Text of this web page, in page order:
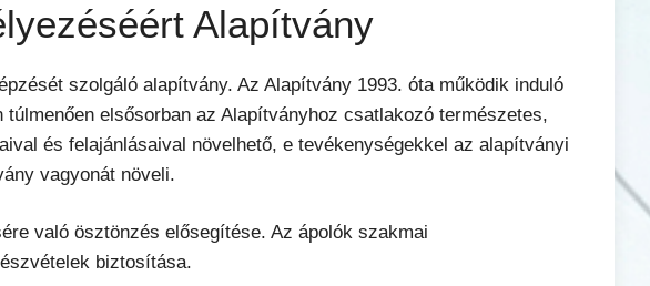
Alapítvány
szolgáló alapítvány. Az Alapítvány 1993. óta működik induló
elsősorban az Alapítványhoz csatlakozó természetes,
és felajánlásaival növelhető, e tevékenységekkel az alapítványi
vagyonát növeli.
való ösztönzés elősegítése. Az ápolók szakmai
biztosítása.